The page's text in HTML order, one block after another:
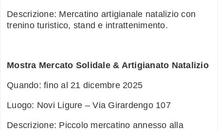
Descrizione: Mercatino artigianale natalizio con
trenino turistico, stand e intrattenimento.
Mostra Mercato Solidale & Artigianato Natalizio
Quando: fino al 21 dicembre 2025
Luogo: Novi Ligure – Via Girardengo 107
Descrizione: Piccolo mercatino annesso alla